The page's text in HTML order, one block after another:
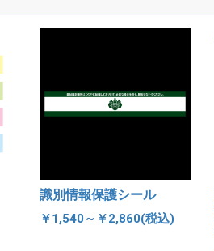
識別情報保護シール
￥1,540～￥2,860(税込)